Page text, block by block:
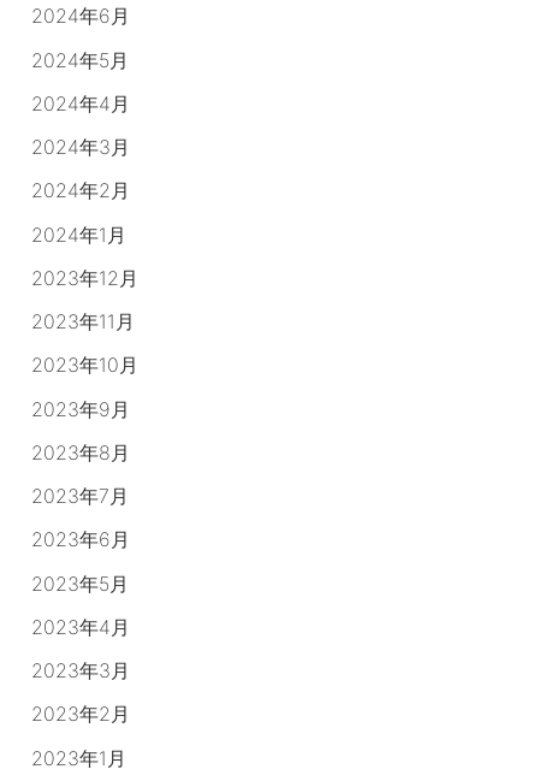
2024年6月
2024年5月
2024年4月
2024年3月
2024年2月
2024年1月
2023年12月
2023年11月
2023年10月
2023年9月
2023年8月
2023年7月
2023年6月
2023年5月
2023年4月
2023年3月
2023年2月
2023年1月